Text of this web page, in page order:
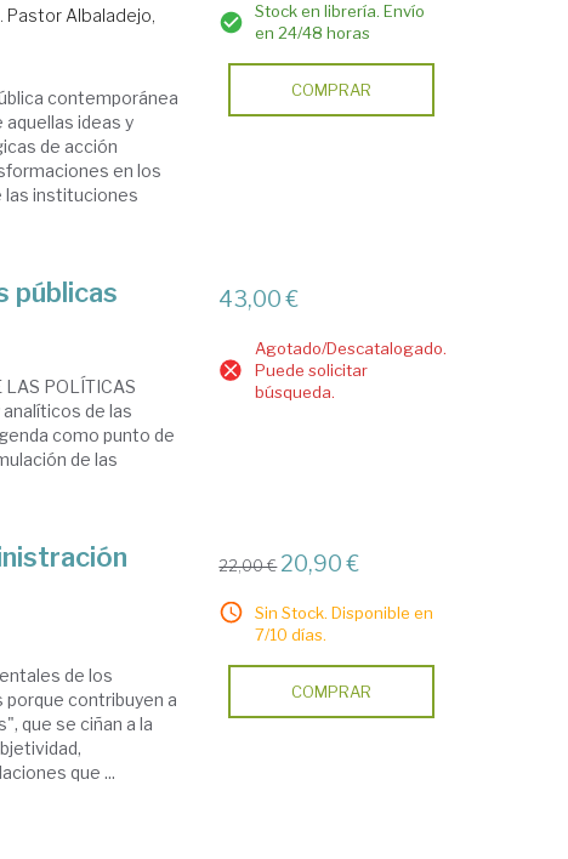
Pastor Albaladejo,
contemporánea
ideas y
de acción
en los
las instituciones
Stock en librería. Envío
en 24/48 horas
COMPRAR
públicas
LAS POLÍTICAS
de las
como punto de
de las
43,00 €
Agotado/Descatalogado.
Puede solicitar
búsqueda.
de los
contribuyen a
que se ciñan a la
que ...
22,00 € 20,90 €
Sin Stock. Disponible en
7/10 días.
COMPRAR